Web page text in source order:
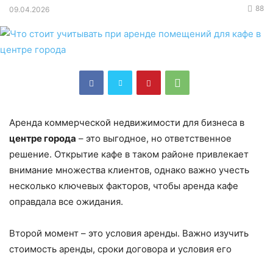
09.04.2026 88
Аренда коммерческой недвижимости для бизнеса в
центре города – это выгодное, но ответственное
решение. Открытие кафе в таком районе привлекает
внимание множества клиентов, однако важно учесть
несколько ключевых факторов, чтобы аренда кафе
оправдала все ожидания.
Второй момент – это условия аренды. Важно изучить
стоимость аренды, сроки договора и условия его